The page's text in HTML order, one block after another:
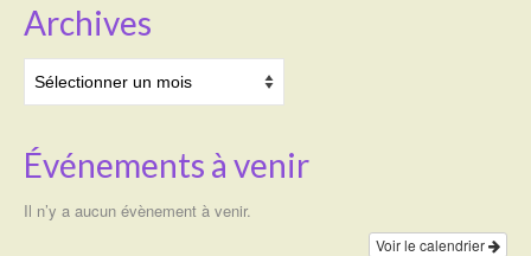
Archives
Événements à venir
Il n’y a aucun évènement à venir.
Voir le calendrier